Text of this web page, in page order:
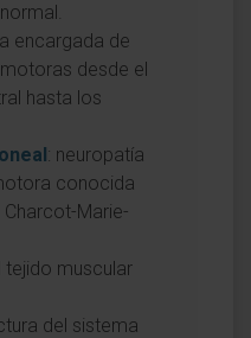
encargada de
desde el
hasta los
: neuropatía
conocida
Marie-
tejido muscular
del sistema